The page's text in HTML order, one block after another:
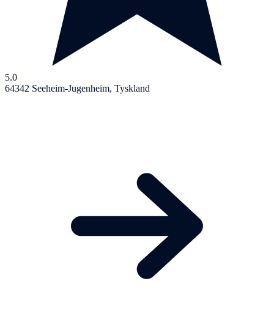
5.0
64342 Seeheim-Jugenheim, Tyskland